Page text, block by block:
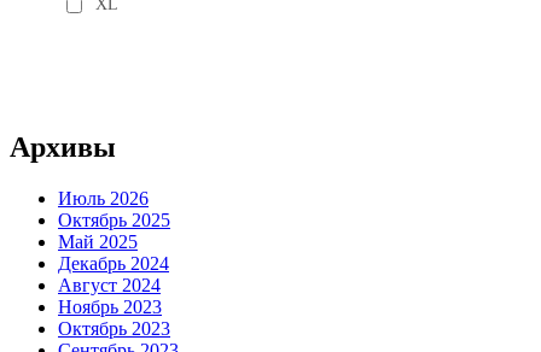
XL
Архивы
Июль 2026
Октябрь 2025
Май 2025
Декабрь 2024
Август 2024
Ноябрь 2023
Октябрь 2023